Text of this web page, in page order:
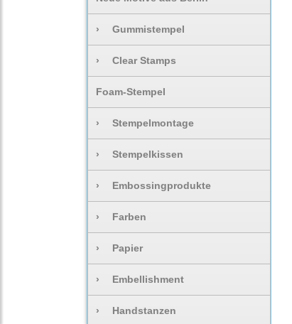
› Gummistempel
› Clear Stamps
Foam-Stempel
› Stempelmontage
› Stempelkissen
› Embossingprodukte
› Farben
› Papier
› Embellishment
› Handstanzen